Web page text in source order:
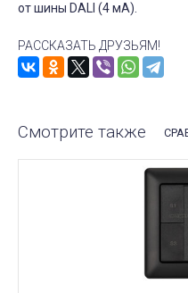
от шины DALI (4 мА).
РАССКАЗАТЬ ДРУЗЬЯМ!
Смотрите также